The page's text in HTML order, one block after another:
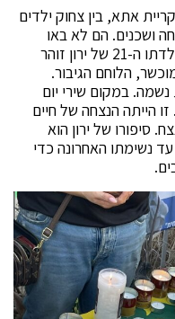
אתא, בין צחוק ילדים
ושכנים. הם לא באו
לחגיגה רגילה. הם באו לציין את יום הולדתו ה-21 של ירון זוהר
הלוחם הגיבור.
במקום שירי יום
הייתה הנצחה של חיים
סיפורו של ירון הוא
נשימתו האחרונה כדי